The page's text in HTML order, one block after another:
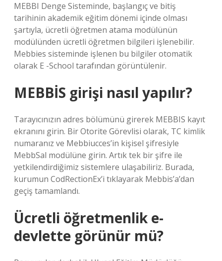
MEBBI Denge Sisteminde, başlangıç ​​ve bitiş
tarihinin akademik eğitim dönemi içinde olması
şartıyla, ücretli öğretmen atama modülünün
modülünden ücretli öğretmen bilgileri işlenebilir.
Mebbies sisteminde işlenen bu bilgiler otomatik
olarak E -School tarafından görüntülenir.
MEBBİS girişi nasıl yapılır?
Tarayıcınızın adres bölümünü girerek MEBBIS kayıt
ekranını girin. Bir Otorite Görevlisi olarak, TC kimlik
numaranız ve Mebbiucces’in kişisel şifresiyle
MebbSal modülüne girin. Artık tek bir şifre ile
yetkilendirdiğimiz sistemlere ulaşabiliriz. Burada,
kurumun CodRectionEx’i tıklayarak Mebbis’a’dan
geçiş tamamlandı.
Ücretli öğretmenlik e-
devlette görünür mü?